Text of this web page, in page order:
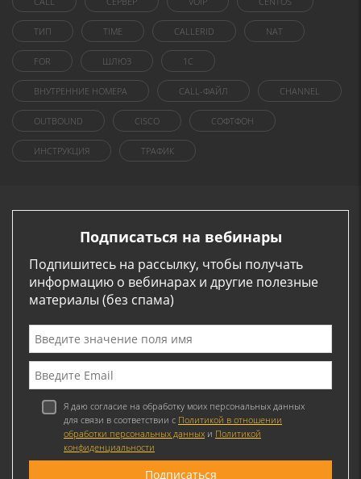
ТИП TIME CALLERID NAT
FOR ШЛЮЗ 1C
ВНУТРЕННИЕ НОМЕРА CALL-ФАЙЛ CHANNEL
OUTBOUND CISCO СОФТФОН
ИНСТРУКЦИЯ ТРАФИК
Подписаться на вебинары
Подпишитесь на рассылку, чтобы получать
информацию о вебинарах и другие полезные
материалы (без спама)
Я даю согласие на обработку моих персональных данных
для связи в соответствии с Политикой в отношении
обработки персональных данных и Политикой
конфиденциальности